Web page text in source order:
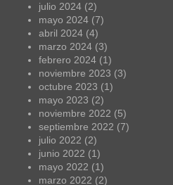
julio 2024 (2)
mayo 2024 (7)
abril 2024 (4)
marzo 2024 (3)
febrero 2024 (1)
noviembre 2023 (3)
octubre 2023 (1)
mayo 2023 (2)
noviembre 2022 (5)
septiembre 2022 (7)
julio 2022 (2)
junio 2022 (1)
mayo 2022 (1)
marzo 2022 (2)